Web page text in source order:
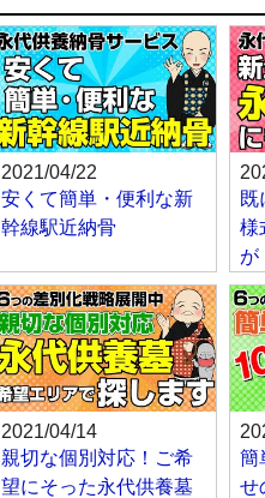
2021/04/22
安くて簡単・便利な新
幹線駅近納骨
既
様
が
2021/04/14
親切な個別対応！ご希
望にそった永代供養墓
簡
せ